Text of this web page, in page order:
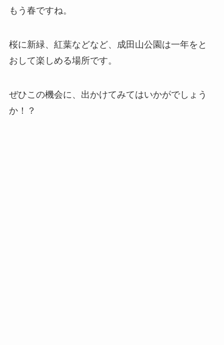
もう春ですね。
桜に新緑、紅葉などなど、成田山公園は一年をと
おして楽しめる場所です。
ぜひこの機会に、出かけてみてはいかがでしょう
か！？